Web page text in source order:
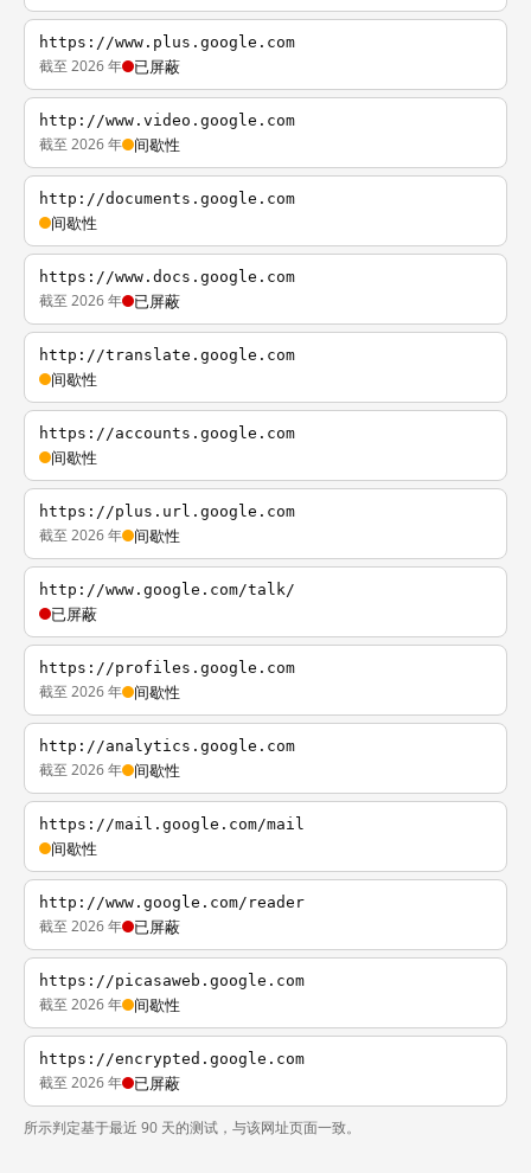
https://www.plus.google.com
截至 2026 年 已屏蔽
http://www.video.google.com
截至 2026 年 间歇性
http://documents.google.com
间歇性
https://www.docs.google.com
截至 2026 年 已屏蔽
http://translate.google.com
间歇性
https://accounts.google.com
间歇性
https://plus.url.google.com
截至 2026 年 间歇性
http://www.google.com/talk/
已屏蔽
https://profiles.google.com
截至 2026 年 间歇性
http://analytics.google.com
截至 2026 年 间歇性
https://mail.google.com/mail
间歇性
http://www.google.com/reader
截至 2026 年 已屏蔽
https://picasaweb.google.com
截至 2026 年 间歇性
https://encrypted.google.com
截至 2026 年 已屏蔽
所示判定基于最近 90 天的测试，与该网址页面一致。